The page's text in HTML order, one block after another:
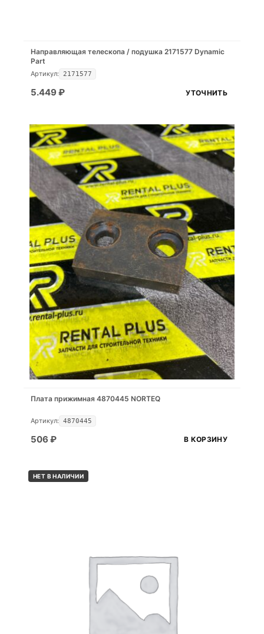
Направляющая телескопа / подушка 2171577 Dynamic
Part
Артикул: 2171577
5.449 ₽ УТОЧНИТЬ
Плата прижимная 4870445 NORTEQ
Артикул: 4870445
506 ₽ В КОРЗИНУ
НЕТ В НАЛИЧИИ